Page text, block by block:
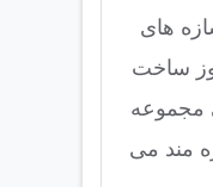
های
ساخت
مجموعه
مند می